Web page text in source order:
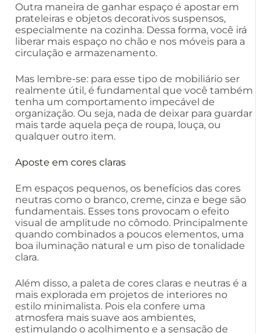
Outra maneira de ganhar espaço é apostar em
prateleiras e objetos decorativos suspensos,
especialmente na cozinha. Dessa forma, você irá
liberar mais espaço no chão e nos móveis para a
circulação e armazenamento.
Mas lembre-se: para esse tipo de mobiliário ser
realmente útil, é fundamental que você também
tenha um comportamento impecável de
organização. Ou seja, nada de deixar para guardar
mais tarde aquela peça de roupa, louça, ou
qualquer outro item.
Aposte em cores claras
Em espaços pequenos, os benefícios das cores
neutras como o branco, creme, cinza e bege são
fundamentais. Esses tons provocam o efeito
visual de amplitude no cômodo. Principalmente
quando combinados a poucos elementos, uma
boa iluminação natural e um piso de tonalidade
clara.
Além disso, a paleta de cores claras e neutras é a
mais explorada em projetos de interiores no
estilo minimalista. Pois ela confere uma
atmosfera mais suave aos ambientes,
estimulando o acolhimento e a sensação de